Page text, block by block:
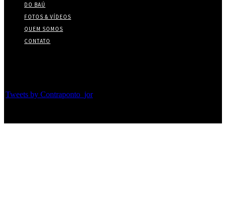
DO BAÚ
FOTOS & VÍDEOS
QUEM SOMOS
CONTATO
Tweets by Contraponto_jor